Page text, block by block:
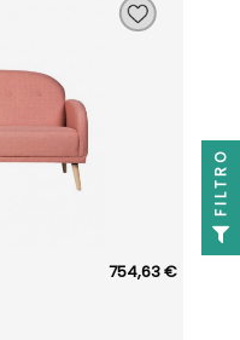
754,63 €
FILTRO